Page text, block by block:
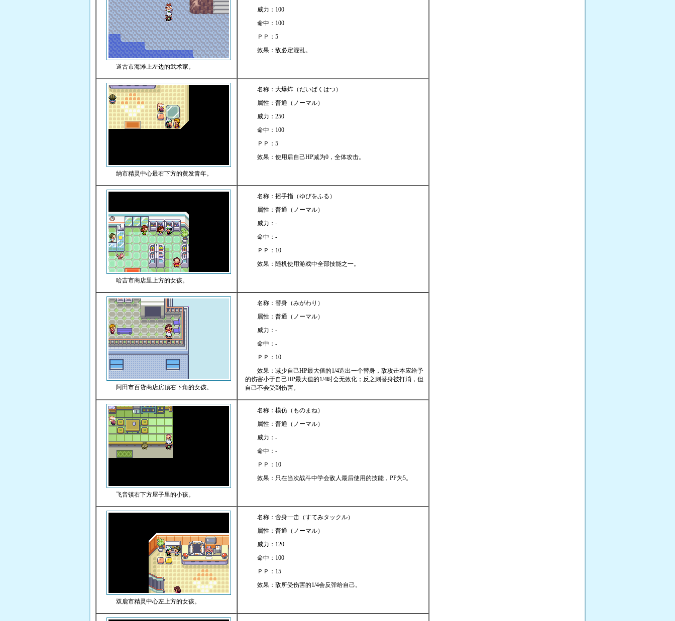
道古市海滩上左边的武术家。
威力：100
命中：100
ＰＰ：5
效果：敌必定混乱。
纳市精灵中心最右下方的黄发青年。
名称：大爆炸（だいばくはつ）
属性：普通（ノーマル）
威力：250
命中：100
ＰＰ：5
效果：使用后自己HP减为0，全体攻击。
哈吉市商店里上方的女孩。
名称：摇手指（ゆびをふる）
属性：普通（ノーマル）
威力：-
命中：-
ＰＰ：10
效果：随机使用游戏中全部技能之一。
阿田市百货商店房顶右下角的女孩。
名称：替身（みがわり）
属性：普通（ノーマル）
威力：-
命中：-
ＰＰ：10
效果：减少自己HP最大值的1/4造出一个替身，敌攻击本应给予
的伤害小于自己HP最大值的1/4时会无效化；反之则替身被打消，但
自己不会受到伤害。
飞音镇右下方屋子里的小孩。
名称：模仿（ものまね）
属性：普通（ノーマル）
威力：-
命中：-
ＰＰ：10
效果：只在当次战斗中学会敌人最后使用的技能，PP为5。
双鹿市精灵中心左上方的女孩。
名称：舍身一击（すてみタックル）
属性：普通（ノーマル）
威力：120
命中：100
ＰＰ：15
效果：敌所受伤害的1/4会反弹给自己。